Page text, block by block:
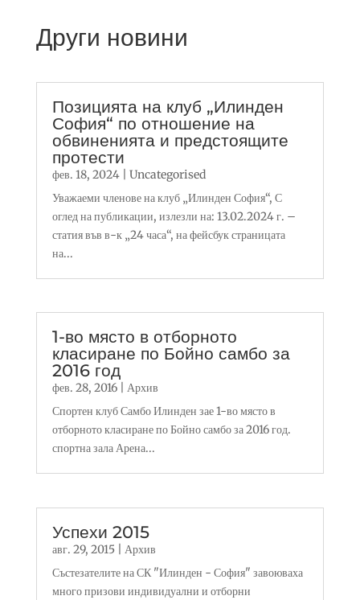
Други новини
Позицията на клуб „Илинден
София“ по отношение на
обвиненията и предстоящите
протести
фев. 18, 2024| Uncategorised
Уважаеми членове на клуб „Илинден София“, С
оглед на публикации, излезли на: 13.02.2024 г. –
статия във в-к „24 часа“, на фейсбук страницата
на...
1-во място в отборното
класиране по Бойно самбо за
2016 год
фев. 28, 2016| Архив
Спортен клуб Самбо Илинден зае 1-во място в
отборното класиране по Бойно самбо за 2016 год.
спортна зала Арена...
Успехи 2015
авг. 29, 2015| Архив
Състезателите на СК "Илинден - София" завоюваха
много призови индивидуални и отборни